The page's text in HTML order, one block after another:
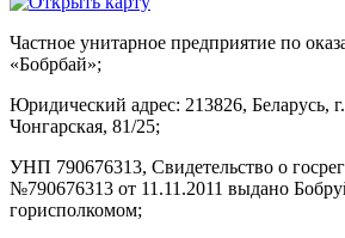
Частное унитарное предприятие по
«Бобрбай»;
Юридический адрес: 213826, Беларусь,
Чонгарская, 81/25;
УНП 790676313, Свидетельство о
№790676313 от 11.11.2011 выдано
горисполкомом;